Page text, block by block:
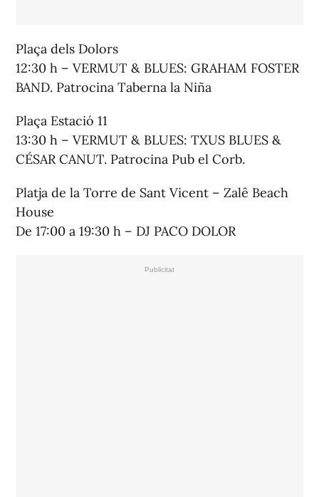
Plaça dels Dolors
12:30 h – VERMUT & BLUES: GRAHAM FOSTER
BAND. Patrocina Taberna la Niña
Plaça Estació 11
13:30 h – VERMUT & BLUES: TXUS BLUES &
CÉSAR CANUT. Patrocina Pub el Corb.
Platja de la Torre de Sant Vicent – Zalê Beach
House
De 17:00 a 19:30 h – DJ PACO DOLOR